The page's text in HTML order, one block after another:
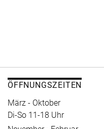
ÖFFNUNGSZEITEN
März - Oktober
Di-So 11-18 Uhr